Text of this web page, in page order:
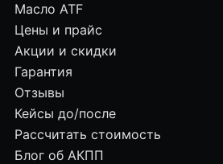
Масло ATF
Цены и прайс
Акции и скидки
Гарантия
Отзывы
Кейсы до/после
Рассчитать стоимость
Блог об АКПП